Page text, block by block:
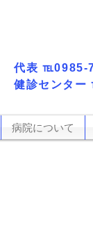
​健診センター
代表​ ℡0985-
病院について